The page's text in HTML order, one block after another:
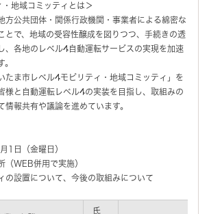
地域コミッティとは＞
方公共団体・関係行政機関・事業者による綿密な
とで、地域の受容性醸成を図りつつ、手続きの透
、各地のレベル4自動運転サービスの実現を加速
。
たま市レベル4モビリティ・地域コミッティ」を
様と自動運転レベル4の実装を目指し、取組みの
情報共有や議論を進めています。
1日（金曜日）
（WEB併用で実施）
の設置について、今後の取組みについて
氏